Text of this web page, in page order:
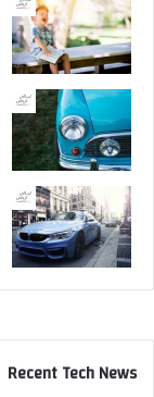
Recent Tech News